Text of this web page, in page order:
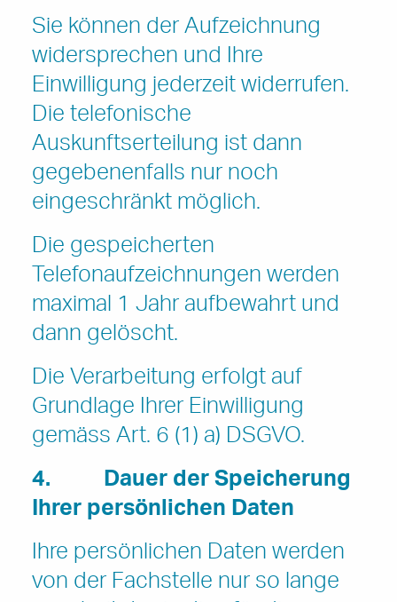
Sie können der Aufzeichnung
widersprechen und Ihre
Einwilligung jederzeit widerrufen.
Die telefonische
Auskunftserteilung ist dann
gegebenenfalls nur noch
eingeschränkt möglich.
Die gespeicherten
Telefonaufzeichnungen werden
maximal 1 Jahr aufbewahrt und
dann gelöscht.
Die Verarbeitung erfolgt auf
Grundlage Ihrer Einwilligung
gemäss Art. 6 (1) a) DSGVO.
4. Dauer der Speicherung
Ihrer persönlichen Daten
Ihre persönlichen Daten werden
von der Fachstelle nur so lange